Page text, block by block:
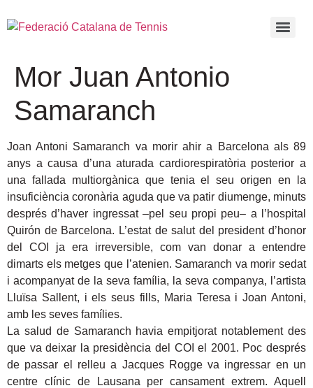
Mor Juan Antonio
Samaranch
Joan Antoni Samaranch va morir ahir a Barcelona als 89
anys a causa d’una aturada cardiorespiratòria posterior a
una fallada multiorgànica que tenia el seu origen en la
insuficiència coronària aguda que va patir diumenge, minuts
després d’haver ingressat –pel seu propi peu– a l’hospital
Quirón de Barcelona. L’estat de salut del president d’honor
del COI ja era irreversible, com van donar a entendre
dimarts els metges que l’atenien. Samaranch va morir sedat
i acompanyat de la seva família, la seva companya, l’artista
Lluïsa Sallent, i els seus fills, Maria Teresa i Joan Antoni,
amb les seves famílies.
La salud de Samaranch havia empitjorat notablement des
que va deixar la presidència del COI el 2001. Poc després
de passar el relleu a Jacques Rogge va ingressar en un
centre clínic de Lausana per cansament extrem. Aquell